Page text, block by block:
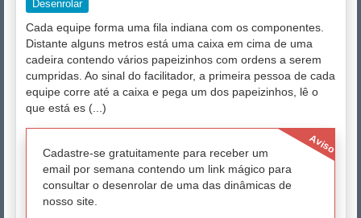
Desenrolar
Cada equipe forma uma fila indiana com os componentes.
Distante alguns metros está uma caixa em cima de uma
cadeira contendo vários papeizinhos com ordens a serem
cumpridas. Ao sinal do facilitador, a primeira pessoa de cada
equipe corre até a caixa e pega um dos papeizinhos, lê o
que está es (...)
Aviso
Cadastre-se gratuitamente para receber um
email por semana contendo um link mágico para
consultar o desenrolar de uma das dinâmicas de
nosso site.